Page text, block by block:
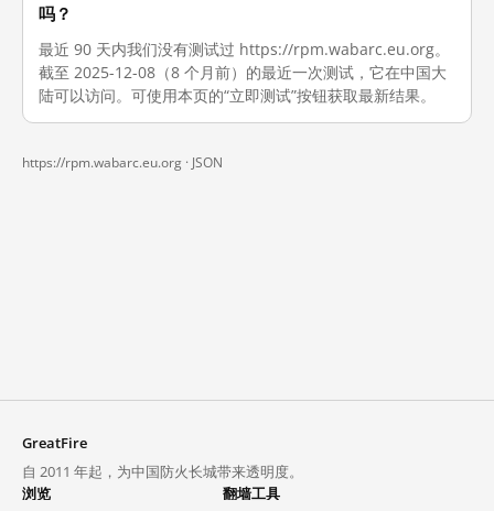
吗？
最近 90 天内我们没有测试过 https://rpm.wabarc.eu.org。
截至 2025-12-08（8 个月前）的最近一次测试，它在中国大
陆可以访问。可使用本页的“立即测试”按钮获取最新结果。
https://rpm.wabarc.eu.org · JSON
GreatFire
自 2011 年起，为中国防火长城带来透明度。
浏览
翻墙工具